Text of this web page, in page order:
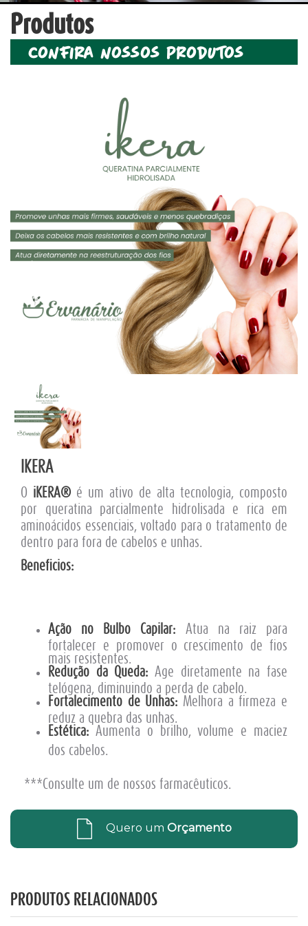
Produtos
confira nossos produtos
IKERA
O iKERA® é um ativo de alta tecnologia, composto
por queratina parcialmente hidrolisada e rica em
aminoácidos essenciais, voltado para o tratamento de
dentro para fora de cabelos e unhas.
Beneficios:
Ação no Bulbo Capilar: Atua na raiz para
fortalecer e promover o crescimento de fios
mais resistentes.
Redução da Queda: Age diretamente na fase
telógena, diminuindo a perda de cabelo.
Fortalecimento de Unhas: Melhora a firmeza e
reduz a quebra das unhas.
Estética: Aumenta o brilho, volume e maciez
dos cabelos.
***Consulte um de nossos farmacêuticos.
Quero um Orçamento
PRODUTOS RELACIONADOS